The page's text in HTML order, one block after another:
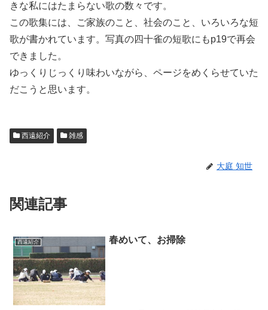
きな私にはたまらない歌の数々です。
この歌集には、ご家族のこと、社会のこと、いろいろな短
歌が書かれています。写真の四十雀の短歌にもp19で再会
できました。
ゆっくりじっくり味わいながら、ページをめくらせていた
だこうと思います。
西遠紹介 雑感
大庭 知世
関連記事
西遠紹介 春めいて、お掃除